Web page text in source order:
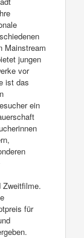
Mainstream
jungen
vor
ist das
ein
Zweitfilme.
für